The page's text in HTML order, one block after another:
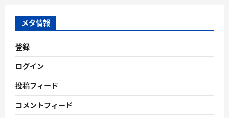
ブ
メタ情報
登録
ログイン
投稿フィード
コメントフィード